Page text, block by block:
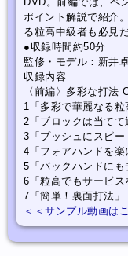
ポイント解説で紹介
る粒高中級者も必見だ
●収録時間約50分
監修・モデル：新井
収録内容
〈前編〉多彩な打法
1「多彩で華麗なる粒
2「ブロックは当て
3「プッシュにスピ
4「フォアハンドを楽
5「バックハンドにも
6「粒高でもサービス
7「簡単！裏面打法」
＜＜サンプル動画は